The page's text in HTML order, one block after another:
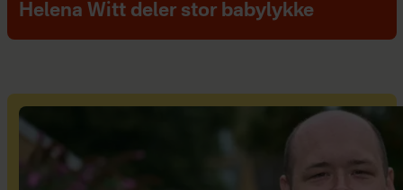
Helena Witt deler stor babylykke